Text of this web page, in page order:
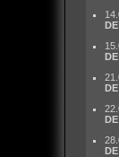
DE
DE
DE
DE
DE